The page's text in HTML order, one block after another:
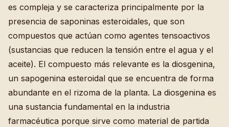
es compleja y se caracteriza principalmente por la
presencia de saponinas esteroidales, que son
compuestos que actúan como agentes tensoactivos
(sustancias que reducen la tensión entre el agua y el
aceite). El compuesto más relevante es la diosgenina,
un sapogenina esteroidal que se encuentra de forma
abundante en el rizoma de la planta. La diosgenina es
una sustancia fundamental en la industria
farmacéutica porque sirve como material de partida